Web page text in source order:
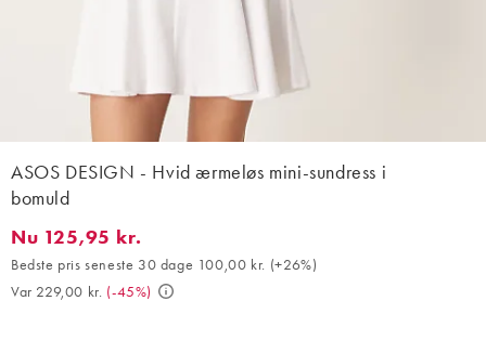
ASOS DESIGN - Hvid ærmeløs mini-sundress i
bomuld
Nu 125,95 kr.. Bedste pris seneste 30 dage 100,00 kr. (+26%).
Nu 125,95 kr.
Bedste pris seneste 30 dage 100,00 kr. (+26%)
Var 229,00 kr. (-45%)